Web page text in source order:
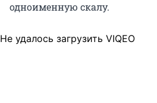
одноименную скалу.
Не удалось загрузить VIQEO